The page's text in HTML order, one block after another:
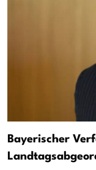
Bayerischer